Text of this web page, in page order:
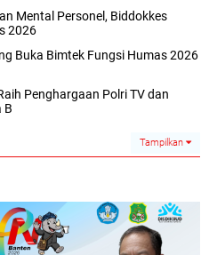
Mental Personel, Biddokkes
2026
Buka Bimtek Fungsi Humas 2026
Penghargaan Polri TV dan
B
Tampilkan